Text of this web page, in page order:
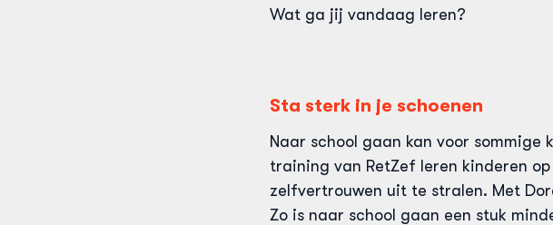
Wat ga jij vandaag leren?
Sta sterk in je schoenen
Naar school gaan kan voor sommige
training van RetZef leren kinderen
zelfvertrouwen uit te stralen. Met
Zo is naar school gaan een stuk